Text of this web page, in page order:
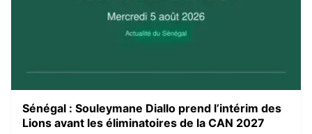
Sénégal : Souleymane Diallo prend l’intérim des
Lions avant les éliminatoires de la CAN 2027